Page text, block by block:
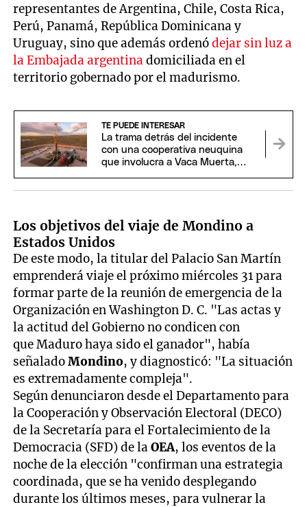
representantes de Argentina, Chile, Costa Rica,
Perú, Panamá, República Dominicana y
Uruguay, sino que además ordenódejar sin luz a
la Embajada argentina domiciliada en el
territorio gobernado por el madurismo.
TE PUEDE INTERESAR
La trama detrás del incidente
con una cooperativa neuquina
que involucra a Vaca Muerta,
Los objetivos del viaje de Mondino a
Estados Unidos
De este modo, la titular del Palacio San Martín
emprenderá viaje el próximo miércoles 31 para
formar parte de la reunión de emergencia de la
Organización en Washington D. C. "Las actas y
la actitud del Gobierno no condicen con
que Maduro haya sido el ganador", había
señaladoMondino, y diagnosticó: "La situación
es extremadamente compleja".
Según denunciaron desde el Departamento para
la Cooperación y Observación Electoral (DECO)
de la Secretaría para el Fortalecimiento de la
Democracia (SFD) de laOEA, los eventos de la
noche de la elección "confirman una estrategia
coordinada, que se ha venido desplegando
durante los últimos meses, para vulnerar la